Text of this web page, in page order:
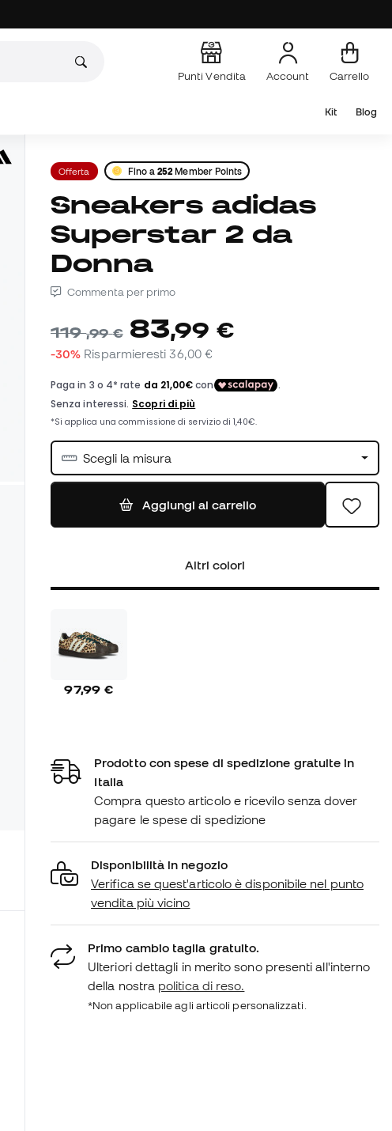
Punti Vendita Account Carrello
Kit Blog
Offerta Fino a252 Member Points
Sneakers adidas
Superstar 2 da
Donna
Commenta per primo
119,99 € 83,99 €
-30% Risparmieresti36,00 €
Scegli la misura
Aggiungi al carrello
Altri colori
97,99 €
Prodotto con spese di spedizione gratuite in
Italia
Compra questo articolo e ricevilo senza dover
pagare le spese di spedizione
Disponibilità in negozio
Verifica se quest'articolo è disponibile nel punto
vendita più vicino
Primo cambio taglia gratuito.
Ulteriori dettagli in merito sono presenti all'interno
della nostra politica di reso.
*Non applicabile agli articoli personalizzati.